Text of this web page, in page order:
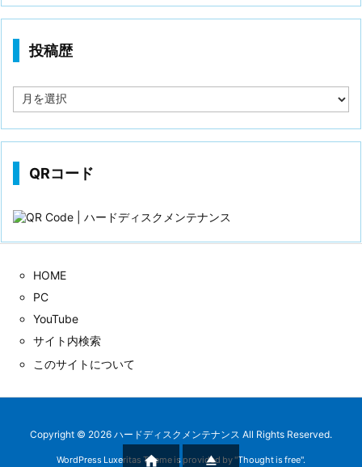
投稿歴
稿
QRコード
HOME
PC
YouTube
サイト内検索
このサイトについて
Copyright © 2026 ハードディスクメンテナンス All Rights Reserved.
WordPress Luxeritas Theme is provided by "Thought is free".
 